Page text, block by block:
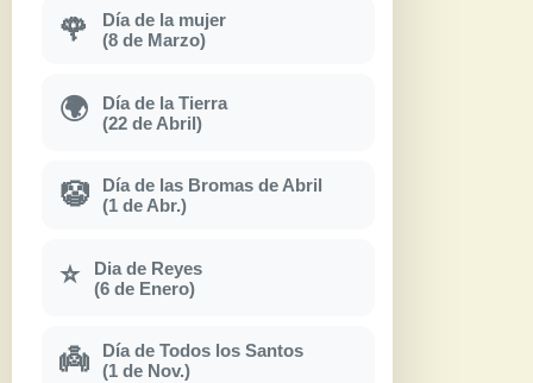
🌹
Día de la mujer
(8 de Marzo)
🌍
Día de la Tierra
(22 de Abril)
🤡
Día de las Bromas de Abril
(1 de Abr.)
⭐
Dia de Reyes
(6 de Enero)
👼
Día de Todos los Santos
(1 de Nov.)